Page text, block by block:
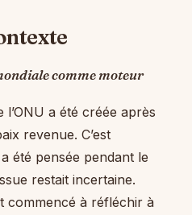
comme moteur
a été créée après
revenue. C’est
été pensée pendant le
restait incertaine.
commencé à réfléchir à